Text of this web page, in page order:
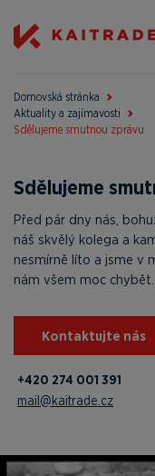
Domovská stránka
Aktuality a zajímavosti
Sdělujeme smutnou zprávu
Sdělujeme
Před pár dny nás,
náš skvělý kolega a
nesmírně líto a jsme v
nám všem moc chybět.
Kontaktujte nás
+420 274 001 391
mail@kaitrade.cz